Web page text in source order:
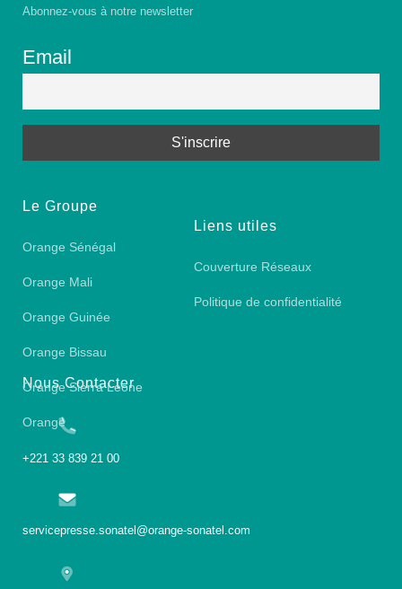
Abonnez-vous à notre newsletter
Email
Le Groupe
Orange Sénégal
Orange Mali
Orange Guinée
Orange Bissau
Orange Sierra Leone
Orange
Liens utiles
Couverture Réseaux
Politique de confidentialité
Nous Contacter
+221 33 839 21 00
servicepresse.sonatel@orange-sonatel.com